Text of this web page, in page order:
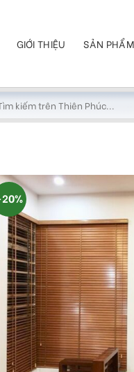
GIỚI THIỆU SẢN PHẨM